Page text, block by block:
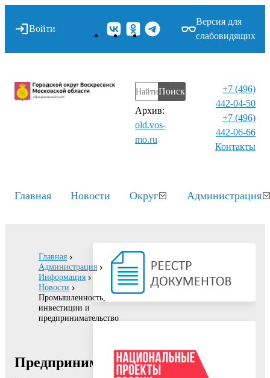
Войти
Версия для
слабовидящих
Поиск
Архив:
old.vos-
mo.ru
+7 (496)
442-04-50
+7 (496)
442-06-66
Контакты⁠
Главная Новости Округ Администрация
Главная
Администрация
Информация
Новости
Промышленность,
инвестиции и
предпринимательство
Предпринимателей